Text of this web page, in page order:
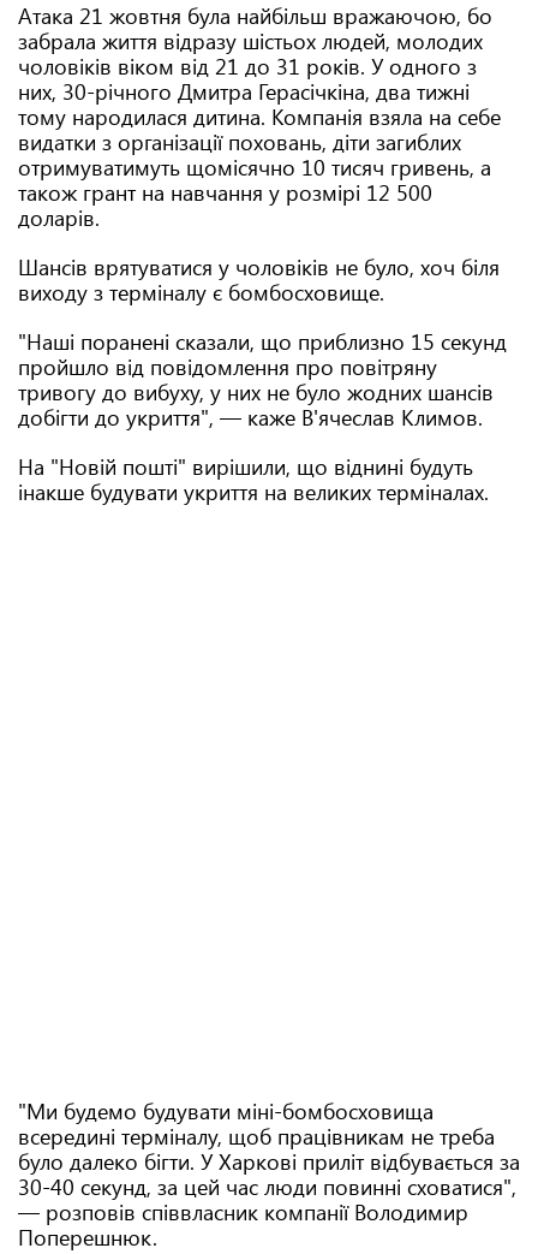
Атака 21 жовтня була найбільш вражаючою, бо
забрала життя відразу шістьох людей, молодих
чоловіків віком від 21 до 31 років. У одного з
них, 30-річного Дмитра Герасічкіна, два тижні
тому народилася дитина. Компанія взяла на себе
видатки з організації поховань, діти загиблих
отримуватимуть щомісячно 10 тисяч гривень, а
також грант на навчання у розмірі 12 500
доларів.
Шансів врятуватися у чоловіків не було, хоч біля
виходу з терміналу є бомбосховище.
"Наші поранені сказали, що приблизно 15 секунд
пройшло від повідомлення про повітряну
тривогу до вибуху, у них не було жодних шансів
добігти до укриття", — каже В'ячеслав Климов.
На "Новій пошті" вирішили, що віднині будуть
інакше будувати укриття на великих терміналах.
"Ми будемо будувати міні-бомбосховища
всередині терміналу, щоб працівникам не треба
було далеко бігти. У Харкові приліт відбувається за
30-40 секунд, за цей час люди повинні сховатися",
— розповів співвласник компанії Володимир
Поперешнюк.